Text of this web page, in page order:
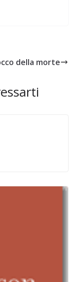
della morte